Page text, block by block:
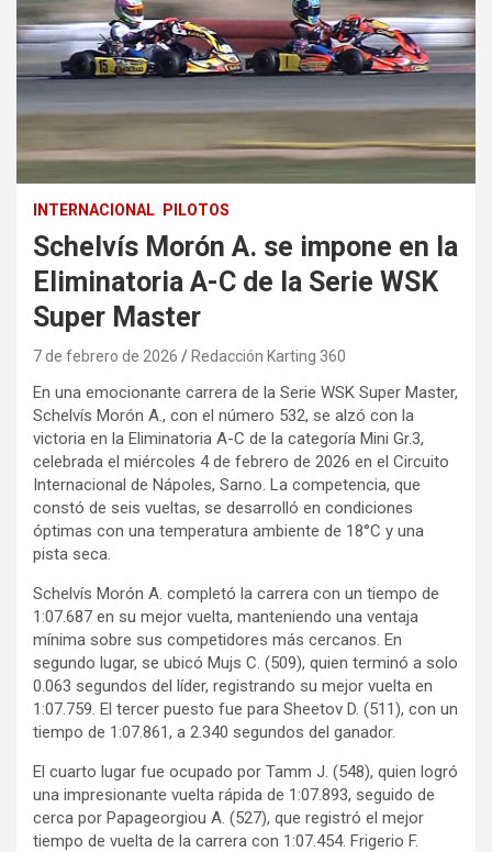
INTERNACIONAL PILOTOS
Schelvís Morón A. se impone en la
Eliminatoria A-C de la Serie WSK
Super Master
7 de febrero de 2026 Redacción Karting 360
En una emocionante carrera de la Serie WSK Super Master,
Schelvís Morón A., con el número 532, se alzó con la
victoria en la Eliminatoria A-C de la categoría Mini Gr.3,
celebrada el miércoles 4 de febrero de 2026 en el Circuito
Internacional de Nápoles, Sarno. La competencia, que
constó de seis vueltas, se desarrolló en condiciones
óptimas con una temperatura ambiente de 18°C y una
pista seca.
Schelvís Morón A. completó la carrera con un tiempo de
1:07.687 en su mejor vuelta, manteniendo una ventaja
mínima sobre sus competidores más cercanos. En
segundo lugar, se ubicó Mujs C. (509), quien terminó a solo
0.063 segundos del líder, registrando su mejor vuelta en
1:07.759. El tercer puesto fue para Sheetov D. (511), con un
tiempo de 1:07.861, a 2.340 segundos del ganador.
El cuarto lugar fue ocupado por Tamm J. (548), quien logró
una impresionante vuelta rápida de 1:07.893, seguido de
cerca por Papageorgiou A. (527), que registró el mejor
tiempo de vuelta de la carrera con 1:07.454. Frigerio F.